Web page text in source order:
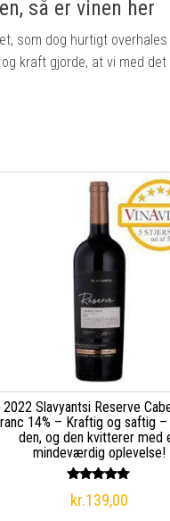
så er vinen her
som dog hurtigt
kraft gjorde, at vi med
2022 Slavyantsi Reserve
14% – Kraftig og saftig
den, og den kvitterer med
mindeværdig oplevelse!
5.00
kr.139,00